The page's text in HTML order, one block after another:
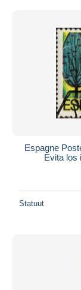
Espagne
Evita los
Statuut